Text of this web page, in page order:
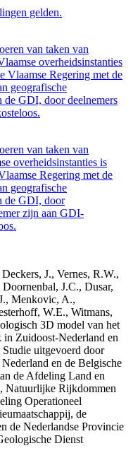
gelden.
van taken van
overheidsinstanties
Vlaamse Regering met de
geografische
de GDI, door deelnemers
van taken van
overheidsinstanties is
Regering met de
geografische
de GDI, door
zijn aan GDI-
J., Vernes, R.W.,
J.C., Dusar,
Menkovic, A.,
W.E., Witmans,
3D model van het
in Zuidoost-Nederland en
uitgevoerd door
en de Belgische
de Afdeling Land en
Natuurlijke Rijkdommen
Operationeel
de
de Nederlandse Provincie
Dienst